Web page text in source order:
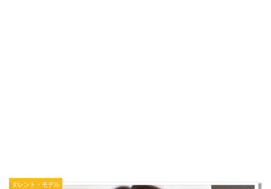
タレント・モデル